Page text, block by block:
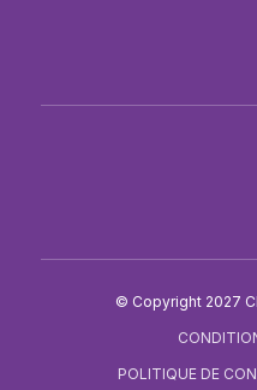
© Copyright 2027
POLITIQUE DE